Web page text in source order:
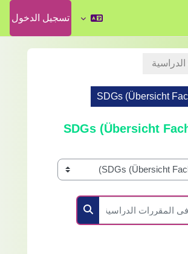
تسجيل الدخول
SDGs (Übersicht
SDGs (Übersicht
الدراسية
البحث في المقررات